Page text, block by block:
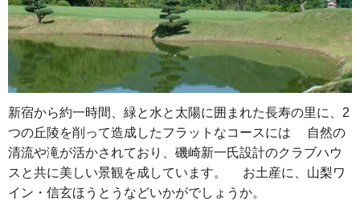
新宿から約一時間、緑と水と太陽に囲まれた長寿の里に、2
つの丘陵を削って造成したフラットなコースには 自然の
清流や滝が活かされており、磯崎新一氏設計のクラブハウ
スと共に美しい景観を成しています。 お土産に、山梨ワ
イン・信玄ほうとうなどいかがでしょうか。